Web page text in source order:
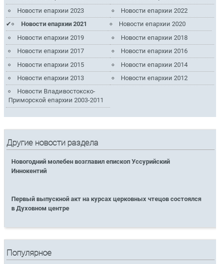
Новости епархии 2023
Новости епархии 2022
Новости епархии 2021
Новости епархии 2020
Новости епархии 2019
Новости епархии 2018
Новости епархии 2017
Новости епархии 2016
Новости епархии 2015
Новости епархии 2014
Новости епархии 2013
Новости епархии 2012
Новости Владивостокско-
Приморской епархии 2003-2011
Другие новости раздела
Новогодний молебен возглавил епископ Уссурийский
Иннокентий
Первый выпускной акт на курсах церковных чтецов состоялся
в Духовном центре
Популярное